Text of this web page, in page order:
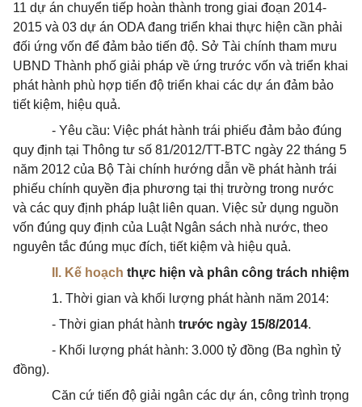
11 dự án chuyển tiếp hoàn thành trong giai đoạn 2014-
2015 và 03 dự án ODA đang triển khai thực hiện cần phải
đối ứng vốn để đảm bảo tiến độ. Sở Tài chính tham mưu
UBND Thành phố giải pháp về ứng trước vốn và triển khai
phát hành phù hợp tiến độ triển khai các dự án đảm bảo
tiết kiệm, hiệu quả.
- Yêu cầu: Việc phát hành trái phiếu đảm bảo đúng
quy định tại Thông tư số 81/2012/TT-BTC ngày 22 tháng 5
năm 2012 của Bộ Tài chính hướng dẫn về phát hành trái
phiếu chính quyền địa phương tại thị trường trong nước
và các quy định pháp luật liên quan. Việc sử dụng nguồn
vốn đúng quy định của Luật Ngân sách nhà nước, theo
nguyên tắc đúng mục đích, tiết kiệm và hiệu quả.
II. Kế hoạch thực hiện và phân công trách nhiệm
1. Thời gian và khối lượng phát hành năm 2014:
- Thời gian phát hành trước ngày 15/8/2014.
- Khối lượng phát hành: 3.000 tỷ đồng (Ba nghìn tỷ
đồng).
Căn cứ tiến độ giải ngân các dự án, công trình trọng